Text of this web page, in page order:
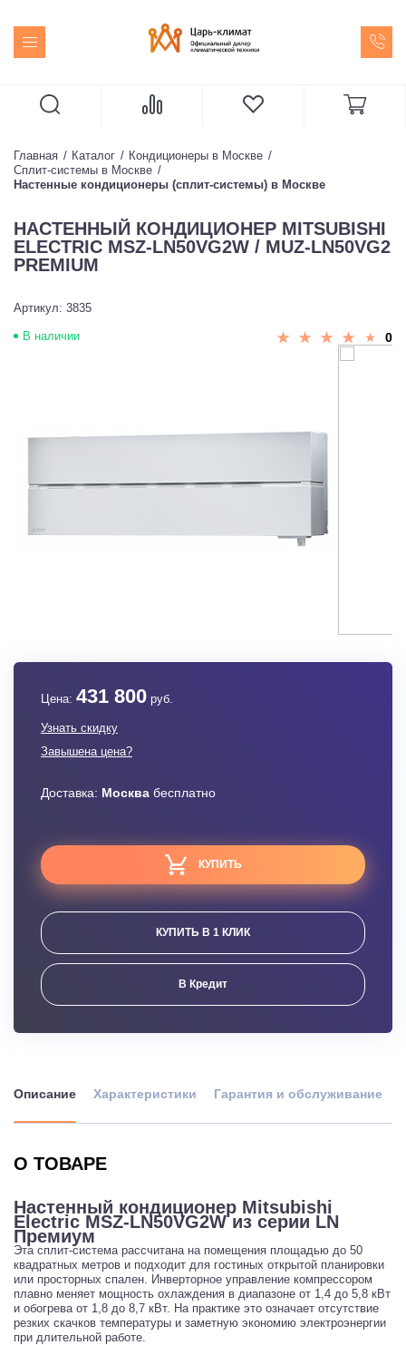
Главная Каталог
Кондиционеры в Москве
Сплит-системы в Москве
Настенные кондиционеры (сплит-системы) в Москве
НАСТЕННЫЙ КОНДИЦИОНЕР MITSUBISHI
ELECTRIC MSZ-LN50VG2W / MUZ-LN50VG2
PREMIUM
Артикул: 3835
В наличии 0
Цена: 431 800 руб.
Узнать скидку
Завышена цена?
Доставка: Москва бесплатно
КУПИТЬ
КУПИТЬ В 1 КЛИК
В Кредит
Описание Характеристики Гарантия и обслуживание
О ТОВАРЕ
Настенный кондиционер Mitsubishi
Electric MSZ-LN50VG2W из серии LN
Премиум
Эта сплит-система рассчитана на помещения площадью до 50
квадратных метров и подходит для гостиных открытой планировки
или просторных спален. Инверторное управление компрессором
плавно меняет мощность охлаждения в диапазоне от 1,4 до 5,8 кВт
и обогрева от 1,8 до 8,7 кВт. На практике это означает отсутствие
резких скачков температуры и заметную экономию электроэнергии
при длительной работе.